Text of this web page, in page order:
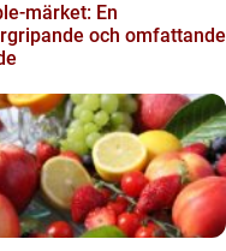
märket: En
och omfattande